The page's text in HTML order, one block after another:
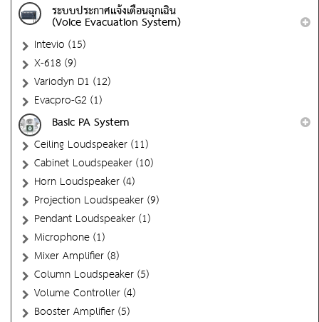
ระบบประกาศแจ้งเตือนฉุกเฉิน
(Voice Evacuation System)
Intevio (15)
X-618 (9)
Variodyn D1 (12)
Evacpro-G2 (1)
Basic PA System
Ceiling Loudspeaker (11)
Cabinet Loudspeaker (10)
Horn Loudspeaker (4)
Projection Loudspeaker (9)
Pendant Loudspeaker (1)
Microphone (1)
Mixer Amplifier (8)
Column Loudspeaker (5)
Volume Controller (4)
Booster Amplifier (5)